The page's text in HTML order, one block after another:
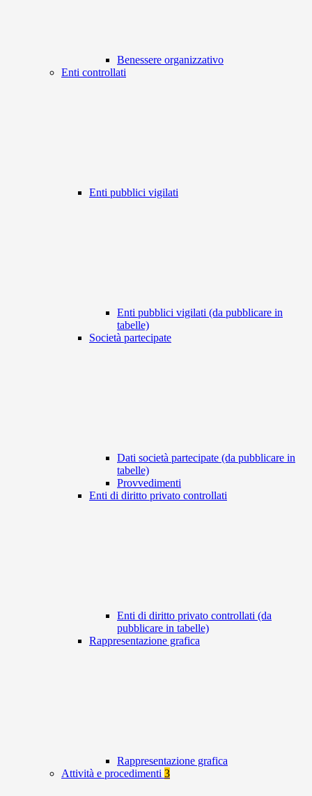
Benessere organizzativo
Enti controllati
Enti pubblici vigilati
Enti pubblici vigilati (da pubblicare in
tabelle)
Società partecipate
Dati società partecipate (da pubblicare in
tabelle)
Provvedimenti
Enti di diritto privato controllati
Enti di diritto privato controllati (da
pubblicare in tabelle)
Rappresentazione grafica
Rappresentazione grafica
Attività e procedimenti 3